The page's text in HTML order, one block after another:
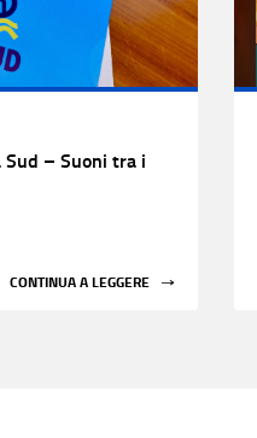
Sud – Suoni tra i
CONTINUA A LEGGERE